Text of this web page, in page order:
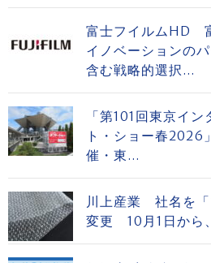
富士フイルムHD
イノベーションの
含む戦略的選択...
「第101回東京イ
ト・ショー春
催・東...
川上産業 社名を「
変更 10月1日から